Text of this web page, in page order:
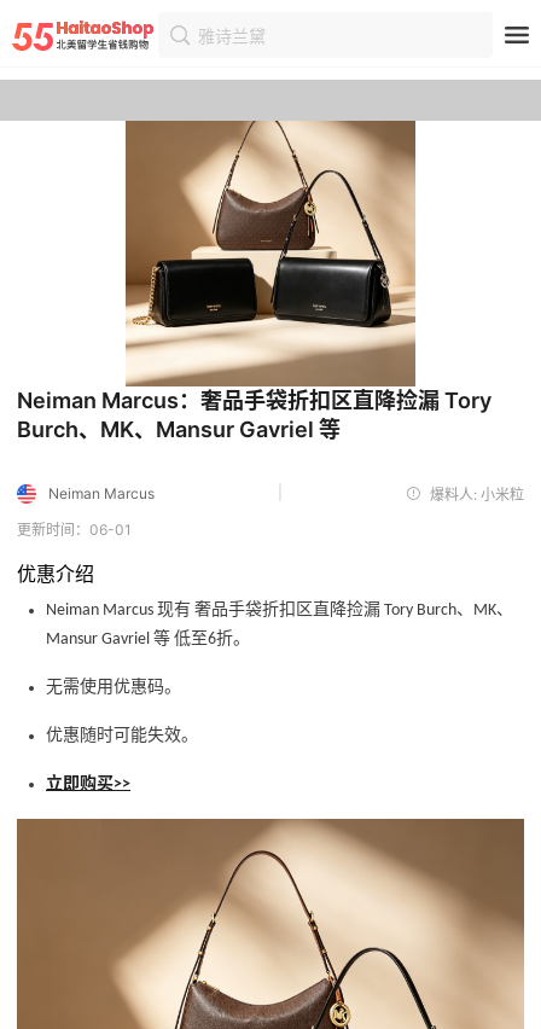
雅诗兰黛
首页 优惠 优惠详情
Neiman Marcus：奢品手袋折扣区直降捡漏 Tory
Burch、MK、Mansur Gavriel 等
Neiman Marcus
爆料人: 小米粒
更新时间：06-01
优惠介绍
Neiman Marcus 现有 奢品手袋折扣区直降捡漏 Tory Burch、MK、
Mansur Gavriel 等 低至6折。
无需使用优惠码。
优惠随时可能失效。
立即购买>>